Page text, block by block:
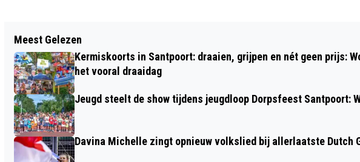
MEDITERRANE BRUNCH BIJ WELZIJN
BLOEMENDAAL
OMGEVING
Meest Gelezen
Kermiskoorts in Santpoort: draaien, grijpen en nét geen prijs:
het vooral draaidag
Jeugd steelt de show tijdens jeugdloop Dorpsfeest Santpoort:
Davina Michelle zingt opnieuw volkslied bij allerlaatste Dutch